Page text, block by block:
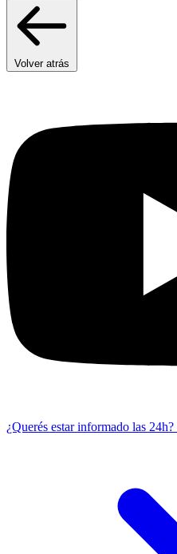
Volver atrás
¿Querés estar informado las 24h?